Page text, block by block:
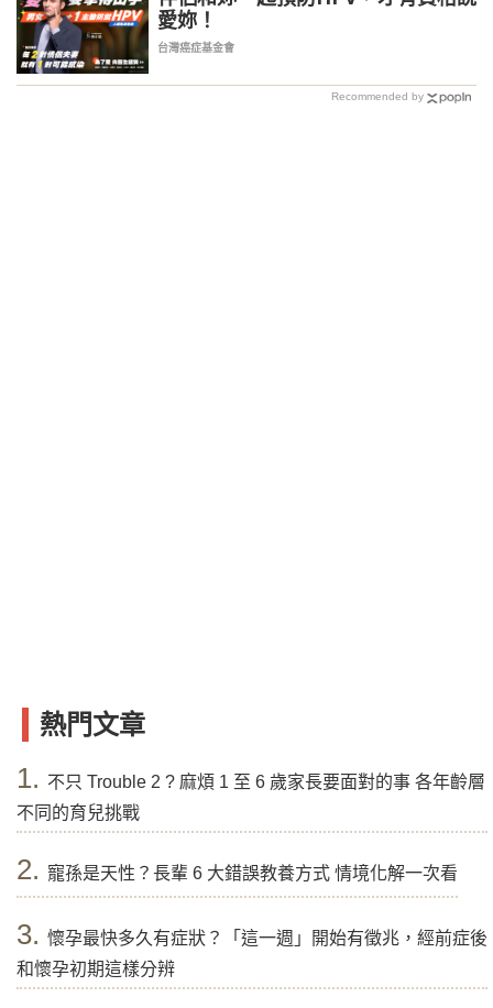
愛妳！
台灣癌症基金會
Recommended by
熱門文章
1. 不只 Trouble 2 ? 麻煩 1 至 6 歲家長要面對的事 各年齡層
不同的育兒挑戰
2. 寵孫是天性？長輩 6 大錯誤教養方式 情境化解一次看
3. 懷孕最快多久有症狀？「這一週」開始有徵兆，經前症後
和懷孕初期這樣分辨